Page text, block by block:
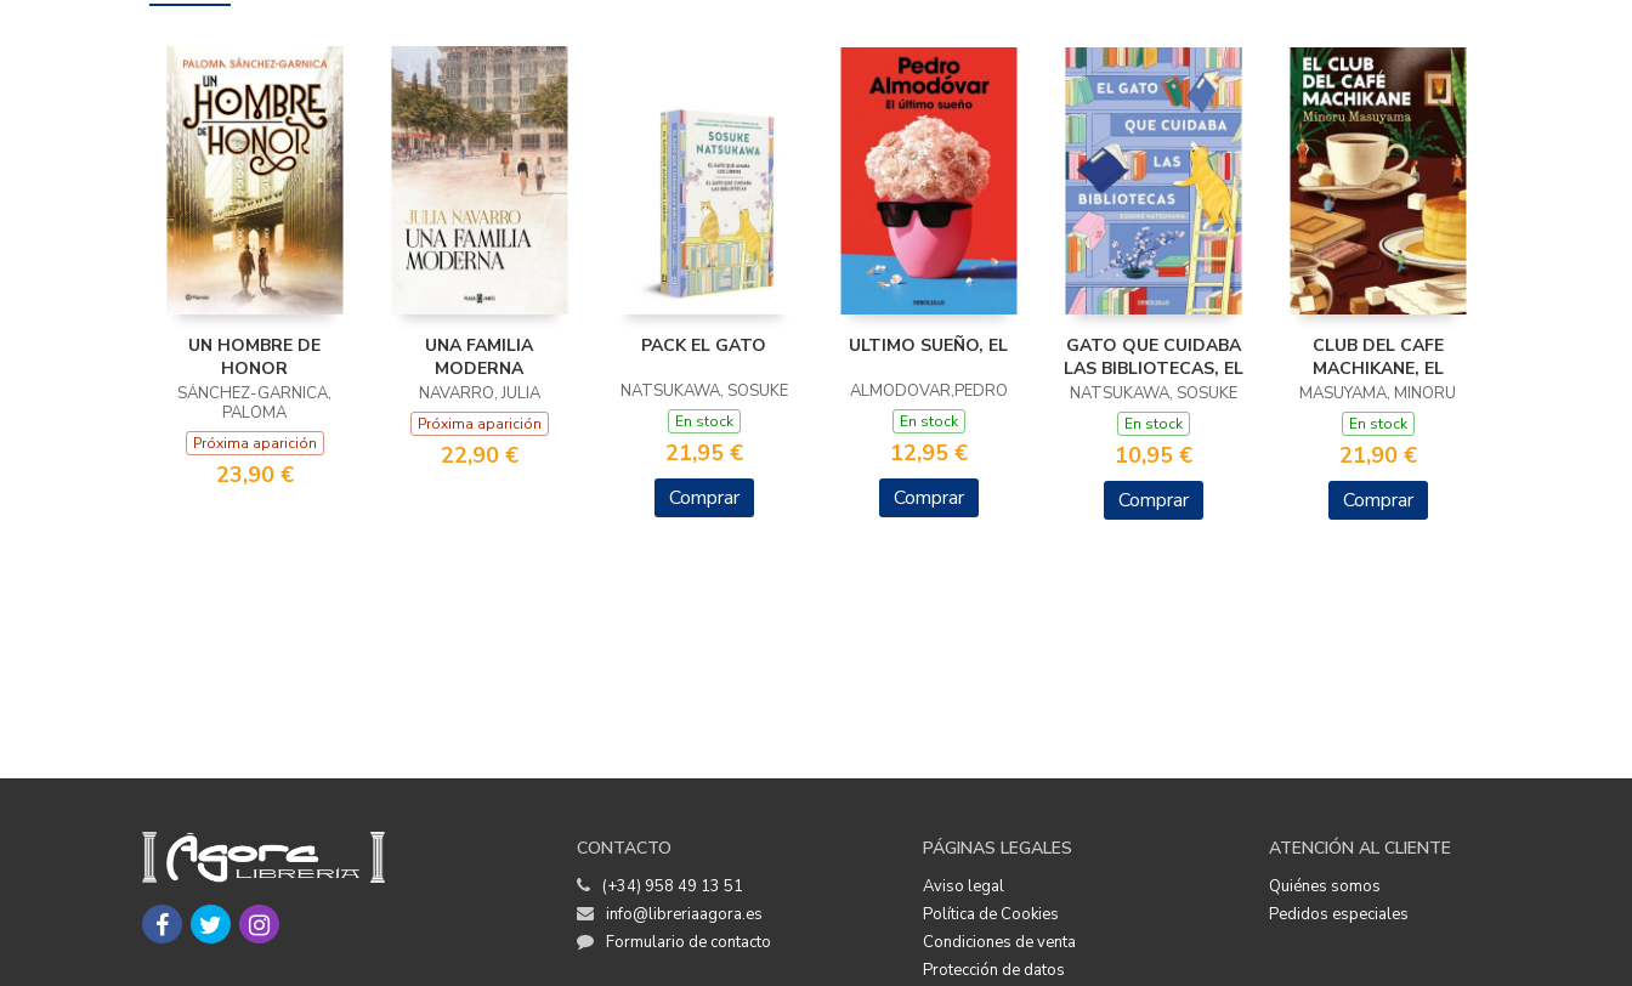
UN HOMBRE DE
HONOR
SÁNCHEZ-GARNICA,
PALOMA
Próxima aparición
23,90 €
UNA FAMILIA
MODERNA
NAVARRO, JULIA
Próxima aparición
22,90 €
PACK EL GATO
NATSUKAWA, SOSUKE
En stock
21,95 €
Comprar
ULTIMO SUEÑO, EL
ALMODOVAR,PEDRO
En stock
12,95 €
Comprar
GATO QUE CUIDABA
LAS BIBLIOTECAS, EL
NATSUKAWA, SOSUKE
En stock
10,95 €
Comprar
CLUB DEL CAFE
MACHIKANE, EL
MASUYAMA, MINORU
En stock
21,90 €
Comprar
CONTACTO
(+34) 958 49 13 51
info@libreriaagora.es
Formulario de contacto
PÁGINAS LEGALES
Aviso legal
Política de Cookies
Condiciones de venta
Protección de datos
ATENCIÓN AL CLIENTE
Quiénes somos
Pedidos especiales